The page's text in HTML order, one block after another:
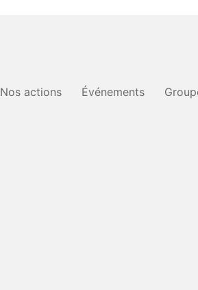
Nos actions Événements